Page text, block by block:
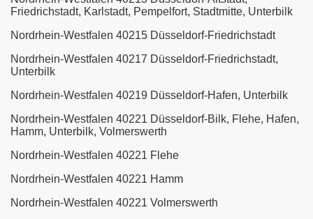
Friedrichstadt, Karlstadt, Pempelfort, Stadtmitte, Unterbilk
Nordrhein-Westfalen 40215 Düsseldorf-Friedrichstadt
Nordrhein-Westfalen 40217 Düsseldorf-Friedrichstadt,
Unterbilk
Nordrhein-Westfalen 40219 Düsseldorf-Hafen, Unterbilk
Nordrhein-Westfalen 40221 Düsseldorf-Bilk, Flehe, Hafen,
Hamm, Unterbilk, Volmerswerth
Nordrhein-Westfalen 40221 Flehe
Nordrhein-Westfalen 40221 Hamm
Nordrhein-Westfalen 40221 Volmerswerth